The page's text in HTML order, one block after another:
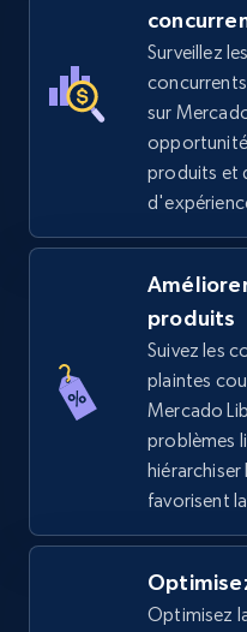
URL, Title, Available,
price, Final price,
668+
TikTok Shop -
by keywords search
URL, Title, Available,
price, Final price,
5.4K+ 668+
price, Final price,
Surveillez
sur
produits et
produits
Suivez les
plaintes
Mercado
problèmes
favorisent
Optimisez